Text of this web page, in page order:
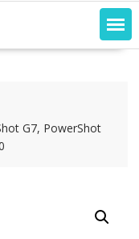
G7, PowerShot